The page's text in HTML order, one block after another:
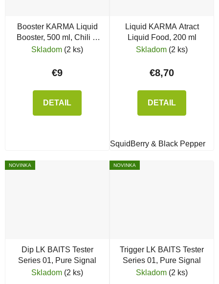
Booster KARMA Liquid
Booster, 500 ml, Chili &
Calamar
Skladom (2 ks)
€9
DETAIL
Liquid KARMA Atract
Liquid Food, 200 ml
Skladom (2 ks)
€8,70
DETAIL
SquidBerry & Black Pepper
NOVINKA
Dip LK BAITS Tester
Series 01, Pure Signal
Skladom (2 ks)
NOVINKA
Trigger LK BAITS Tester
Series 01, Pure Signal
Skladom (2 ks)